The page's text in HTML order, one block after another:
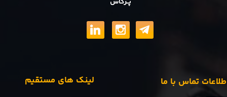
لینک های مستقیم تماس با ما